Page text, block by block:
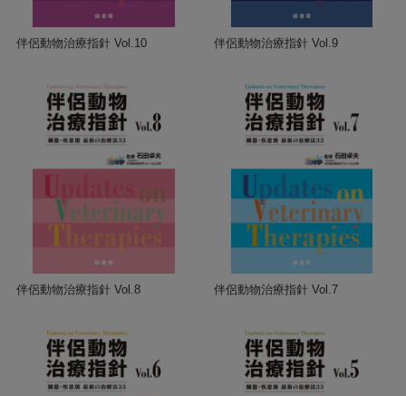
伴侶動物治療指針 Vol.10 伴侶動物治療指針 Vol.9
伴侶動物治療指針 Vol.8 伴侶動物治療指針 Vol.7